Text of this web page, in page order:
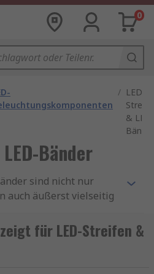
0
/ LED-
& LED-
Bänder
Bänder
sind nicht nur
auch äußerst vielseitig
werden. Ihre Fähigkeit,
und kreative
bieten, macht sie zu
für LED-Streifen &